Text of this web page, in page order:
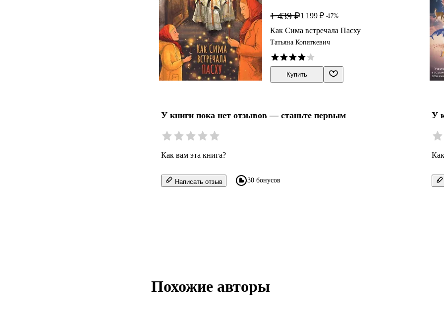
1 439 ₽1 199 ₽ -17%
Как Сима встречала Пасху
Татьяна Копяткевич
Купить
У книги пока нет отзывов — станьте первым
Как вам эта книга?
Написать отзыв 30 бонусов
У
Похожие авторы